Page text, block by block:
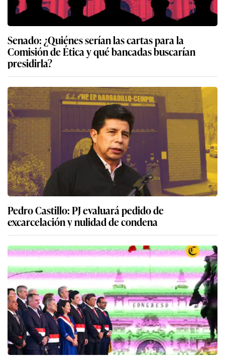
Senado: ¿Quiénes serían las cartas para la
Comisión de Ética y qué bancadas buscarían
presidirla?
Pedro Castillo: PJ evaluará pedido de
excarcelación y nulidad de condena